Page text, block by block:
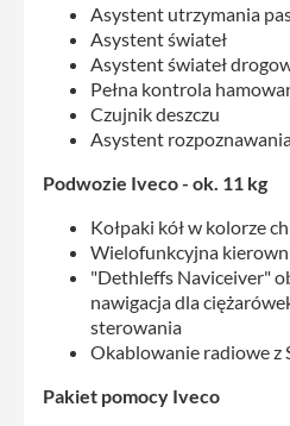
Asystent utrzymania
Asystent świateł
Asystent świateł
Pełna kontrola
Czujnik deszczu
Asystent
Podwozie Iveco - ok. 11 kg
Kołpaki kół w kolorze
Wielofunkcyjna
"Dethleffs Naviceiver"
nawigacja dla
sterowania
Okablowanie radiowe z
Pakiet pomocy Iveco